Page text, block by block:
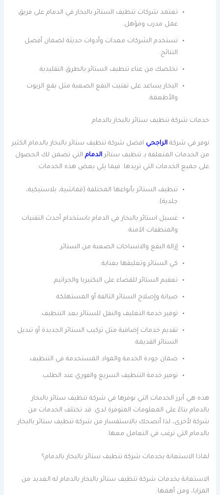
تعتمد شركات تنظيف الستائر بالبخار في الدمام على فريق
عمل مدرب ومؤهل.
تستخدم الشركات معدات وأدوات حديثة لضمان أفضل
النتائج.
تخلصك من عناء تنظيف الستائر بالطرق التقليدية.
البخار يساعد على تفتيت البقع الصعبة مثل بقع الزيوت
والأطعمة.
خدمات شركة تنظيف ستائر بالبخار بالدمام
نوفر في شركةالراجحي افضل شركة تنظيف ستائر بالبخار بالدمام الكثير
من الخدمات المتعلقة بـ تنظيف ستائرالدمام التي تضمن لك الحصول
على جميع الخدمات التي تريدها. فيما يلي بعض هذه الخدمات:
تنظيف الستائر بأنواعها المختلفة (قماشية، بلاستيكية،
جلدية).
غسيل استائر بالبخار في الدمام باستخدام أحدث التقنيات
والمنظفات الآمنة.
إزالة البقع والاتساخات الصعبة من الستائر.
كي الستائر وتعليقها بعناية.
تعقيم الستائر للقضاء على البكتيريا والجراثيم.
صيانة وإصلاح الستائر التالفة أو المستهلكة.
توفير خدمة التغليف والنقل للستائر بعد التنظيف.
تقديم خدمات إضافية مثل تركيب الستائر الجديدة أو تبديل
الستائر القديمة.
ضمان جودة الخدمة والمواد المستخدمة في التنظيف.
توفير خدمة التنظيف السريع والفوري عند الطلب.
هذه هي أبرز الخدمات التي نوفرها في شركة تنظيف ستائر بالبخار
بالدمام بناءً على المعلومات المتوفرة لدي. قد تختلف الخدمات من
شركة لأخرى، لذا أنصحك بالاستفسار من شركة تنظيف ستائر بالبخار
بالدمام التي ترغب في التعامل معها.
لماذا الاستعانة بخدمات شركة تنظيف ستائر بالبخار بالدمام؟
الاستعانة بخدمات شركة تنظيف ستائر بالبخار بالدمام له العديد من
المزايا، ومن أهمها: